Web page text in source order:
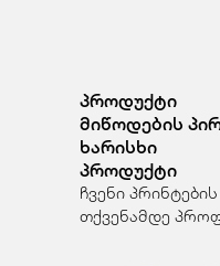
პროდუქტი
მიწოდების
ხარისხი
პროდუქტი
ჩვენი
თქვენამდე